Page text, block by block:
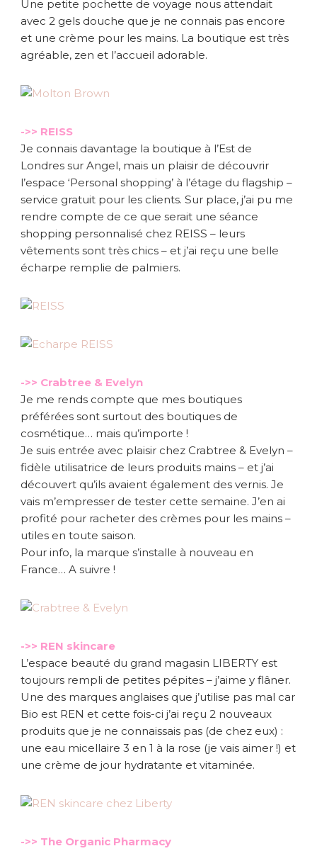
Une petite pochette de voyage nous attendait
avec 2 gels douche que je ne connais pas encore
et une crème pour les mains. La boutique est très
agréable, zen et l’accueil adorable.
->> REISS
Je connais davantage la boutique à l’Est de
Londres sur Angel, mais un plaisir de découvrir
l’espace ‘Personal shopping’ à l’étage du flagship –
service gratuit pour les clients. Sur place, j’ai pu me
rendre compte de ce que serait une séance
shopping personnalisé chez REISS – leurs
vêtements sont très chics – et j’ai reçu une belle
écharpe remplie de palmiers.
->> Crabtree & Evelyn
Je me rends compte que mes boutiques
préférées sont surtout des boutiques de
cosmétique… mais qu’importe !
Je suis entrée avec plaisir chez Crabtree & Evelyn –
fidèle utilisatrice de leurs produits mains – et j’ai
découvert qu’ils avaient également des vernis. Je
vais m’empresser de tester cette semaine. J’en ai
profité pour racheter des crèmes pour les mains –
utiles en toute saison.
Pour info, la marque s’installe à nouveau en
France… A suivre !
->> REN skincare
L’espace beauté du grand magasin LIBERTY est
toujours rempli de petites pépites – j’aime y flâner.
Une des marques anglaises que j’utilise pas mal car
Bio est REN et cette fois-ci j’ai reçu 2 nouveaux
produits que je ne connaissais pas (de chez eux) :
une eau micellaire 3 en 1 à la rose (je vais aimer !) et
une crème de jour hydratante et vitaminée.
->> The Organic Pharmacy